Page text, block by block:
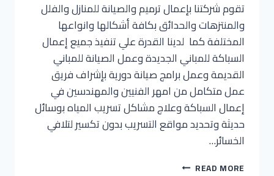
تقوم شركتنا بإعمال ترميم والصيانة للمنازل والفلل
والمنتزهات والحدائق بكافة أشكالها وانواعها
المختلفة كما لدينا القدرة علي تنفيذ جميع إعمال
السباكة للمباني الجديدة وعمل الصيانة للمباني
القديمة وعمل برامج صيانة دورية بإشراف فريق
عمل متكامل من امهر الفنيين والمهندسين في
إعمال السباكة وعلاج مشاكل تسريب المياه بوسائل
حديثة وتحديد مواقع التسريب بدون تكسير لتلافي
الخسائر…
READ MORE